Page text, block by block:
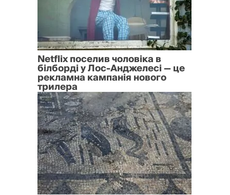
Netflix поселив чоловіка в
білборді у Лос-Анджелесі — це
рекламна кампанія нового
трилера